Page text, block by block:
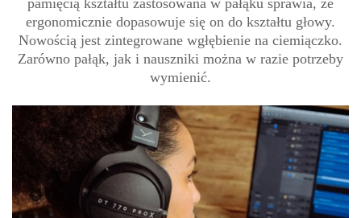
pamięcią kształtu zastosowana w pałąku sprawia, że
ergonomicznie dopasowuje się on do kształtu głowy.
Nowością jest zintegrowane wgłębienie na ciemiączko.
Zarówno pałąk, jak i nauszniki można w razie potrzeby
wymienić.